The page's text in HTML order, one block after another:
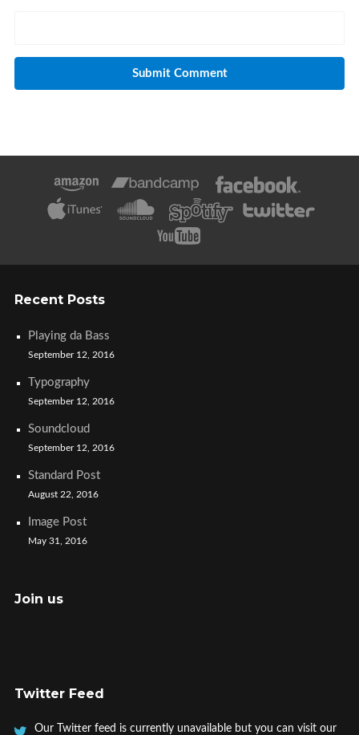
Recent Posts
Playing da Bass
September 12, 2016
Typography
September 12, 2016
Soundcloud
September 12, 2016
Standard Post
August 22, 2016
Image Post
May 31, 2016
Join us
Twitter Feed
Our Twitter feed is currently unavailable but you can visit our